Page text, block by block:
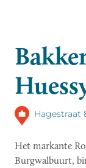
Hagestraat
Het markante
Burgwalbuurt,